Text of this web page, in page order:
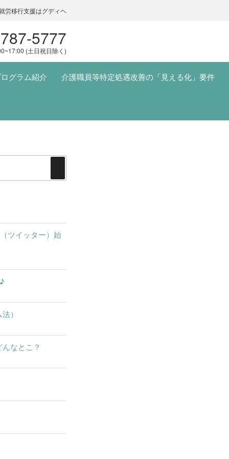
労移行支援はグディヘ
5777
(土日祝日除く)
グラム紹介 介護職員等特定処遇改善の「見える化」要件
索
ツイッター）始
）
なとこ？